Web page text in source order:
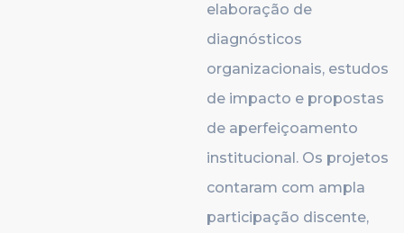
elaboração de
diagnósticos
organizacionais, estudos
de impacto e propostas
de aperfeiçoamento
institucional. Os projetos
contaram com ampla
participação discente,